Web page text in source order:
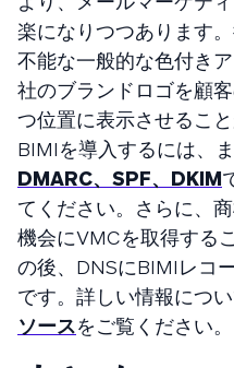
楽になりつつあります
不能な一般的な色付き
社のブランドロゴを顧
つ位置に表示させるこ
BIMIを導入するには、
DMARC、SPF、DKIM
てください。さらに、
機会にVMCを取得する
の後、DNSにBIMIレコ
です。詳しい情報につ
ソースをご覧ください。